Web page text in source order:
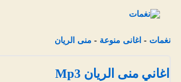
نغمات - اغانى منوعة - منى الريان
اغاني منى الريان Mp3